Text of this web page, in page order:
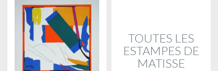
TOUTES LES
ESTAMPES DE
MATISSE